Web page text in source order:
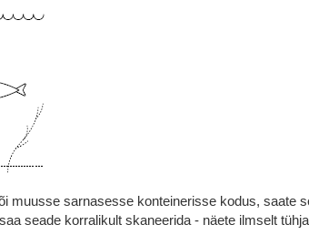
muusse sarnasesse konteinerisse kodus, saate
seade korralikult skaneerida - näete ilmselt